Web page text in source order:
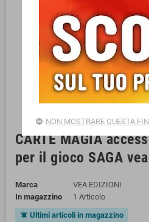
CARTE MAGIA
per il gioco SAGA
Marca
VEA EDIZIONI
In magazzino
1 Articolo
notifications_active Ultimi articoli in magazzino
NON MOSTRARE QUESTA